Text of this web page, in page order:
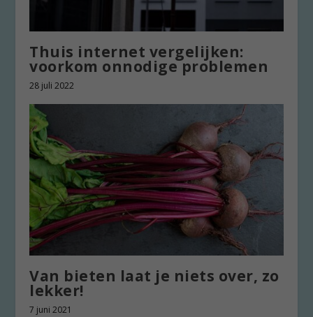
Thuis internet vergelijken:
voorkom onnodige problemen
28 juli 2022
Van bieten laat je niets over, zo
lekker!
7 juni 2021